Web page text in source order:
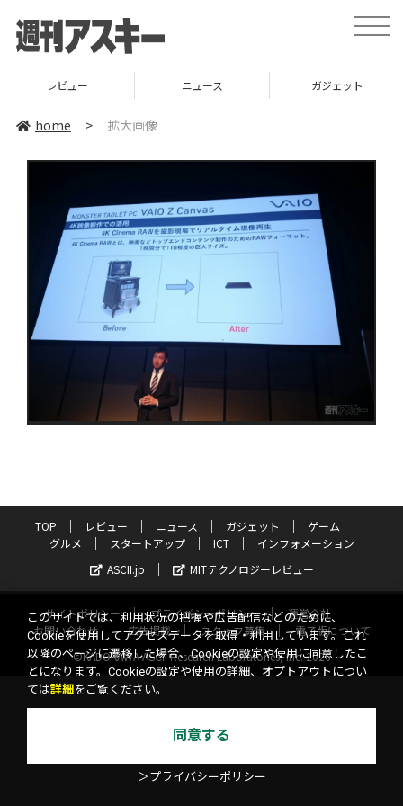
toggle
レビュー ニュース ガジェット
home > 拡大画像
TOP レビュー ニュース ガジェット
ゲーム
グルメ
スタートアップ ICT
インフォメーション
ASCII.jp
MITテクノロジーレビュー
サイトポリシー プライバシーポリシー
運営会社
お問い合わせ
広告掲載 スタッフ募集
電子版について
©KADOKAWA ASCII Research Laboratories, Inc. 2026
このサイトでは、利用状況の把握や広告配信などのために、
Cookieを使用してアクセスデータを取得・利用しています。これ
以降のページに遷移した場合、Cookieの設定や使用に同意したこ
とになります。Cookieの設定や使用の詳細、オプトアウトについ
ては詳細 をご覧ください。
同意する
＞プライバシーポリシー